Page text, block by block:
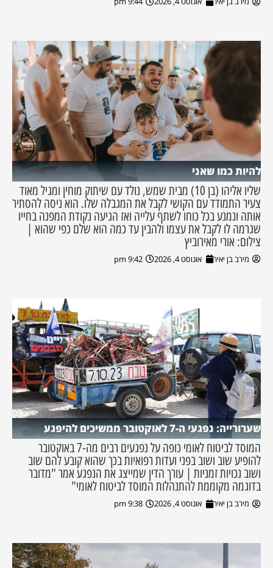
להיות כמו שאני
שליו אליהו (בן 10) מבית שמש, נולד עם שיתוק מוחין ומגיל מאוד
צעיר התמודד עם הקושי לקבל את המגבלה שלו. הוא ניסה להסתיר
אותה ונמנע בכל כוחו לשתף עלייה ואז הגיעה נקודת המפנה בחייו
שגרמה לו לקבל את עצמו ולהבין עד כמה הוא שלם כפי שהוא |
צילום: אורי מאירוביץ
מירב בן יאיר אוגוסט 4, 2026 9:42 pm
שערורייה: נפגעי ה-7 לאוקטובר ממשיכים להיפגע
המוסד לביטוח לאומי כופה על נפגעים רבים מה-7 באוקטובר
להופיע שוב ושוב בפני ועדות רפואיות בכך שהוא קובע להם שוב
ושוב נכויות זמניות | עורך הדין שמייצג את הנפגע אמר "מדובר
בדוגמה מקוממת להתנהלות המוסד לביטוח לאומי"
מירב בן יאיר אוגוסט 4, 2026 9:38 pm